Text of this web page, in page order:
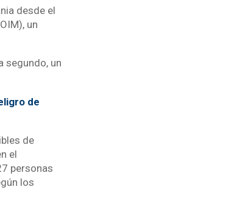
desde el
un
segundo, un
de
de
el
personas
los